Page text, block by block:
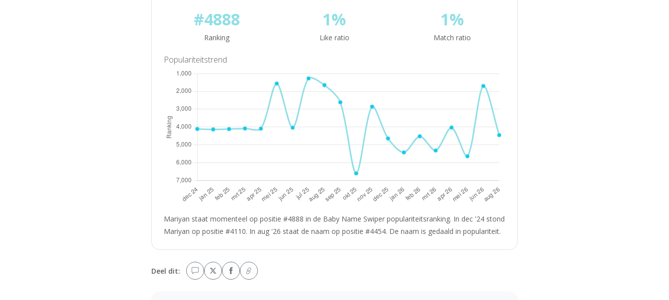
#4888
Ranking
1%
Like ratio
1%
Match ratio
Populariteitstrend
Mariyan staat momenteel op positie #4888 in de Baby Name Swiper populariteitsranking. In dec '24 stond
Mariyan op positie #4110. In aug '26 staat de naam op positie #4454. De naam is gedaald in populariteit.
Deel dit: